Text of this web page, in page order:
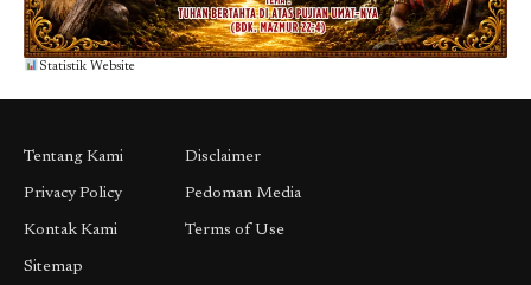
Statistik Website
Tentang Kami
Privacy Policy
Kontak Kami
Sitemap
Disclaimer
Pedoman Media
Terms of Use